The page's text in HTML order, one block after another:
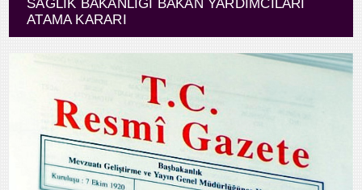
SAĞLIK BAKANLIĞI BAKAN YARDIMCILARI
ATAMA KARARI